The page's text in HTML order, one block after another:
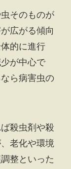
そのものが
広がる傾向
的に進行
が中心で
ら病害虫の
殺虫剤や殺
老化や環境
整といった